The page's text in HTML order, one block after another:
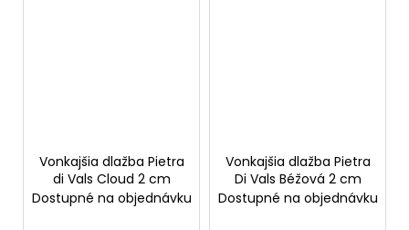
Vonkajšia dlažba Pietra
di Vals Cloud 2 cm
Dostupné na objednávku
Vonkajšia dlažba Pietra
Di Vals Béžová 2 cm
Dostupné na objednávku